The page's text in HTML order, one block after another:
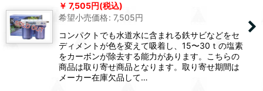
7,505円(税込)
希望小売価格: 7,505円
コンパクトでも水道水に含まれる鉄サビなどをセ
ディメントが色を変えて吸着し、15〜30ｔの塩素
をカーボンが除去する能力があります。こちらの
商品は取り寄せ商品となります。取り寄せ期間は
メーカー在庫欠品して…